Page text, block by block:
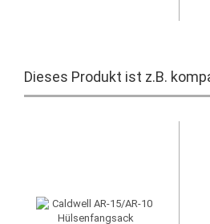
Dieses Produkt ist z.B.